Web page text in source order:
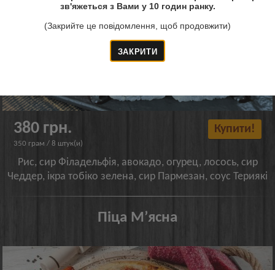
зв'яжеться з Вами у 10 годин ранку.
(Закрийте це повідомлення, щоб продовжити)
380 грн.
350 грам / 8 штук(и)
Купити!
Рис, сир Філадельфія, авокадо, огурец, лосось, сир
Чеддер, ікра тобіко зелена, сир Пармезан, соус Териякі
Піца Мʼясна